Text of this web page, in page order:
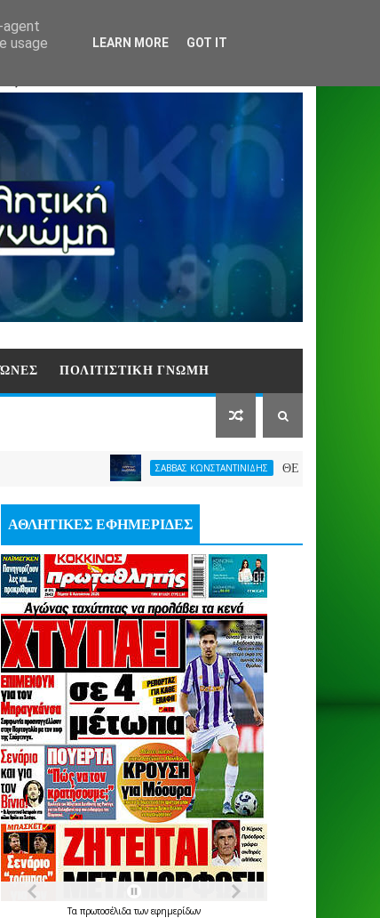
ΠΟΛΙΤΙΣΤΙΚΗ ΓΝΩΜΗ
ΣΑΒΒΑΣ ΚΩΝΣΤΑΝΤΙΝΙΔΗΣ ΘΕΛΕΙ FORMAT O ΑΡΗΣ
ΑΘΛΗΤΙΚΕΣ ΕΦΗΜΕΡΙΔΕΣ
Τα πρωτοσέλιδατων εφημερίδων
agent
usage
LEARN MORE GOT IT